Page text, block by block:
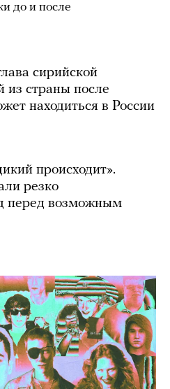
до и после
сирийской
из страны после
находиться в России
происходит».
резко
перед возможным